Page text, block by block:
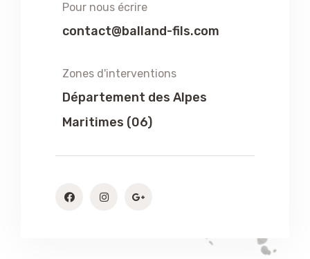
Pour nous écrire
contact@balland-fils.com
Zones d'interventions
Département des Alpes
Maritimes (06)